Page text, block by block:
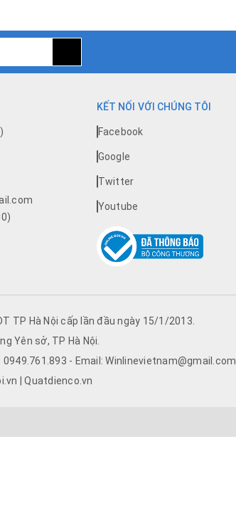
KẾT NỐI VỚI CHÚNG TÔI
Facebook
Google
Twitter
Youtube
TP Hà Nội cấp lần đầu ngày 15/1/2013.
Yên sở, TP Hà Nội.
- Email: Winlinevietnam@gmail.com
| Quatdienco.vn